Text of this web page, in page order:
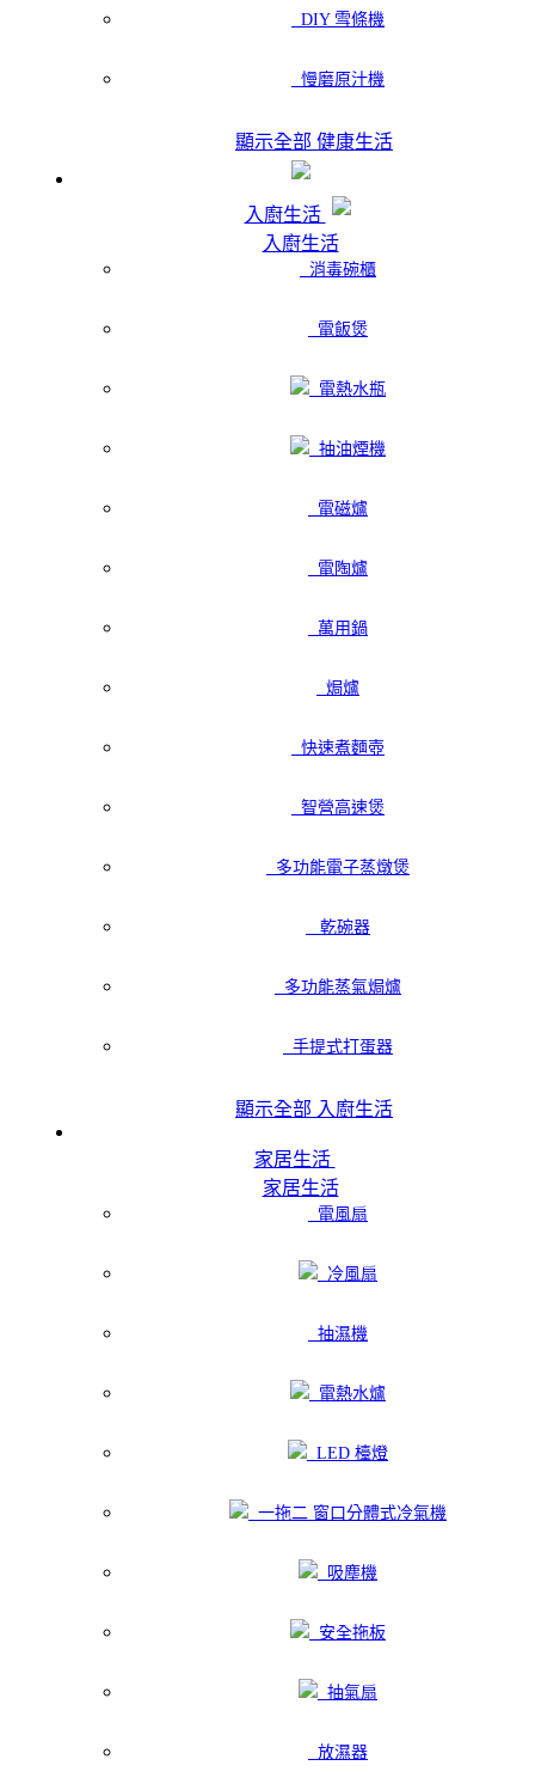
DIY 雪條機
慢磨原汁機
顯示全部 健康生活
入廚生活
入廚生活
消毒碗櫃
電飯煲
電熱水瓶
抽油煙機
電磁爐
電陶爐
萬用鍋
焗爐
快速煮麵壺
智營高速煲
多功能電子蒸燉煲
乾碗器
多功能蒸氣焗爐
手提式打蛋器
顯示全部 入廚生活
家居生活
家居生活
電風扇
冷風扇
抽濕機
電熱水爐
LED 檯燈
一拖二 窗口分體式冷氣機
吸塵機
安全拖板
抽氣扇
放濕器